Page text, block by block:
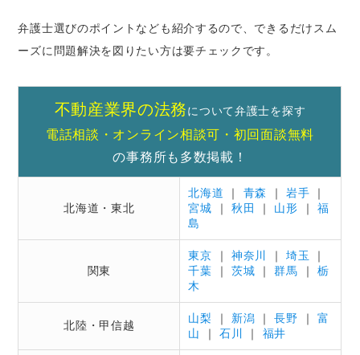
専門知識が必要な契約書も不備なく作成して
もらえる
実際によくある不動産トラブルの相談事例5つ
高額の仲介手数料を請求された
不動産売却時に境界線で隣の家の人ともめた
売買契約を解除したのに返金してもらえない
購入した不動産に瑕疵があった
家賃を滞納している賃借人に出て行ってもら
不動産トラブルを相談する弁護士を選ぶ際の5つ
のポイント
不動産トラブルの解決実績が豊富であること
ほかの不動産専門家と連携していること
できるだけ所住地の近くで探すこと
弁護士選びのポイントなども紹介するので、できるだけスム
ーズに問題解決を図りたい方は要チェックです。
不動産業界の法務について弁護士を探す
電話相談・オンライン相談可・初回面談無料
の事務所も多数掲載！
北海道・東北
北海道 ｜ 青森 ｜岩手 ｜
宮城 ｜ 秋田 ｜ 山形 ｜ 福
島
関東
東京 ｜ 神奈川 ｜埼玉
｜
千葉 ｜ 茨城 ｜群馬 ｜ 栃
木
北陸・甲信越
山梨 ｜ 新潟 ｜長野 ｜ 富
山
｜石川 ｜ 福井